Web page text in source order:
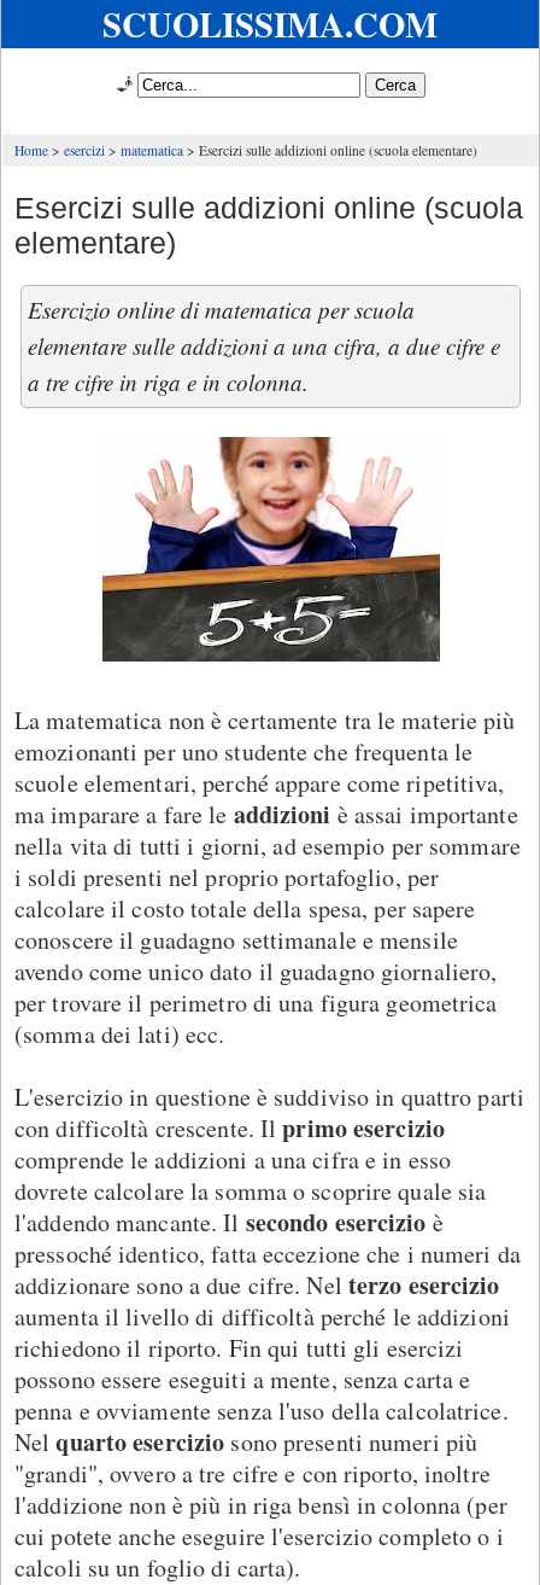
SCUOLISSIMA.COM
🧞
Home esercizi matematica Esercizi sulle addizioni online (scuola elementare)
Esercizi sulle addizioni online (scuola
elementare)
Esercizio online di matematica per scuola
elementare sulle addizioni a una cifra, a due cifre e
a tre cifre in riga e in colonna.
La matematica non è certamente tra le materie più
emozionanti per uno studente che frequenta le
scuole elementari, perché appare come ripetitiva,
ma imparare a fare le addizioni è assai importante
nella vita di tutti i giorni, ad esempio per sommare
i soldi presenti nel proprio portafoglio, per
calcolare il costo totale della spesa, per sapere
conoscere il guadagno settimanale e mensile
avendo come unico dato il guadagno giornaliero,
per trovare il perimetro di una figura geometrica
(somma dei lati) ecc.
L'esercizio in questione è suddiviso in quattro parti
con difficoltà crescente. Ilprimo esercizio
comprende le addizioni a una cifra e in esso
dovrete calcolare la somma o scoprire quale sia
l'addendo mancante. Il secondo esercizio è
pressoché identico, fatta eccezione che i numeri da
addizionare sono a due cifre. Nel terzo esercizio
aumenta il livello di difficoltà perché le addizioni
richiedono il riporto. Fin qui tutti gli esercizi
possono essere eseguiti a mente, senza carta e
penna e ovviamente senza l'uso della calcolatrice.
Nelquarto esercizio sono presenti numeri più
"grandi", ovvero a tre cifre e con riporto, inoltre
l'addizione non è più in riga bensì in colonna (per
cui potete anche eseguire l'esercizio completo o i
calcoli su un foglio di carta).